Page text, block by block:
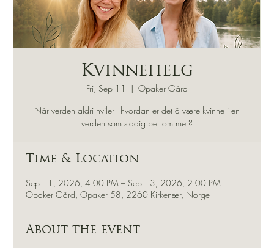
Kvinnehelg
Fri, Sep 11
  |
Opaker Gård
Når verden aldri hviler - hvordan er det å være kvinne i en
verden som stadig ber om mer?
Time & Location
Sep 11, 2026, 4:00 PM – Sep 13, 2026, 2:00 PM
Opaker Gård, Opaker 58, 2260 Kirkenær, Norge
About the event